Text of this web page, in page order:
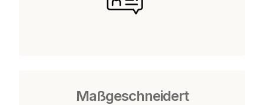
Maßgeschneidert